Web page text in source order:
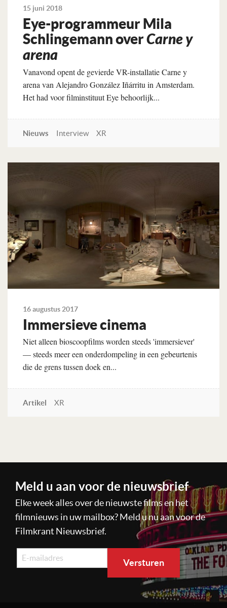
15 juni 2018
Eye-programmeur Mila
Schlingemann overCarne y
arena
Vanavond opent de gevierde VR-installatie Carne y
arena van Alejandro González Iñárritu in Amsterdam.
Het had voor filminstituut Eye behoorlijk...
Nieuws Interview XR
Lees verder
16 augustus 2017
Immersieve cinema
Niet alleen bioscoopfilms worden steeds 'immersiever'
— steeds meer een onderdompeling in een gebeurtenis
die de grens tussen doek en...
Artikel XR
Meld u aan voor de nieuwsbrief
Elke week alles over de nieuwste films en het
filmnieuws in uw mailbox? Meld u nu aan voor de
Filmkrant Nieuwsbrief.